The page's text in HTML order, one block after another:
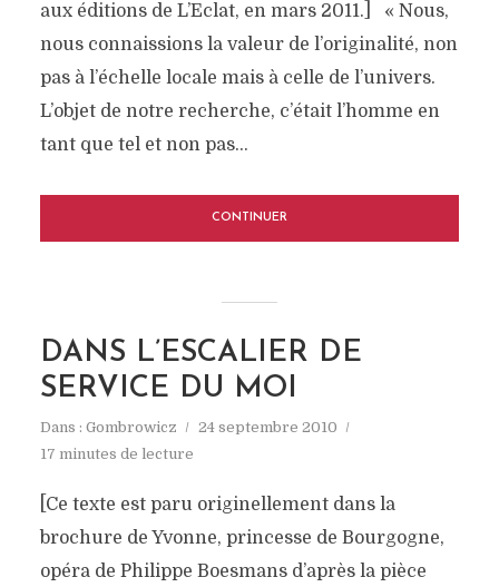
aux éditions de L’Eclat, en mars 2011.] « Nous,
nous connaissions la valeur de l’originalité, non
pas à l’échelle locale mais à celle de l’univers.
L’objet de notre recherche, c’était l’homme en
tant que tel et non pas...
CONTINUER
DANS L’ESCALIER DE
SERVICE DU MOI
Dans : Gombrowicz
24 septembre 2010
17 minutes de lecture
[Ce texte est paru originellement dans la
brochure de Yvonne, princesse de Bourgogne,
opéra de Philippe Boesmans d’après la pièce